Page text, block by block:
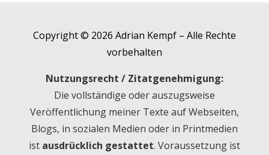
Copyright © 2026 Adrian Kempf – Alle Rechte
vorbehalten
Nutzungsrecht / Zitatgenehmigung:
Die vollständige oder auszugsweise
Veröffentlichung meiner Texte auf Webseiten,
Blogs, in sozialen Medien oder in Printmedien
ist ausdrücklich gestattet. Voraussetzung ist